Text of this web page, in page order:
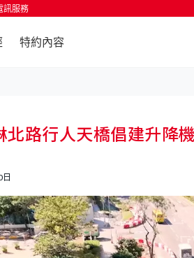
訊服務
特約內容
北路行人天橋倡建升